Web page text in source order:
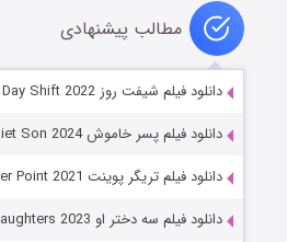
مطالب پیشنهادی
دانلود فیلم شیفت روز Day Shift 2022
دانلود فیلم پسر خاموش The Quiet Son 2024
دانلود فیلم تریگر پوینت Trigger Point 2021
دانلود فیلم سه دختر او His Three Daughters 2023